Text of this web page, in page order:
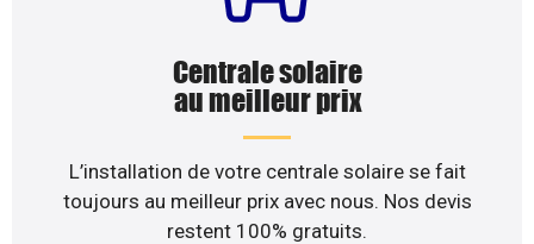
Centrale solaire
au meilleur prix
L’installation de votre centrale solaire se fait
toujours au meilleur prix avec nous. Nos devis
restent 100% gratuits.